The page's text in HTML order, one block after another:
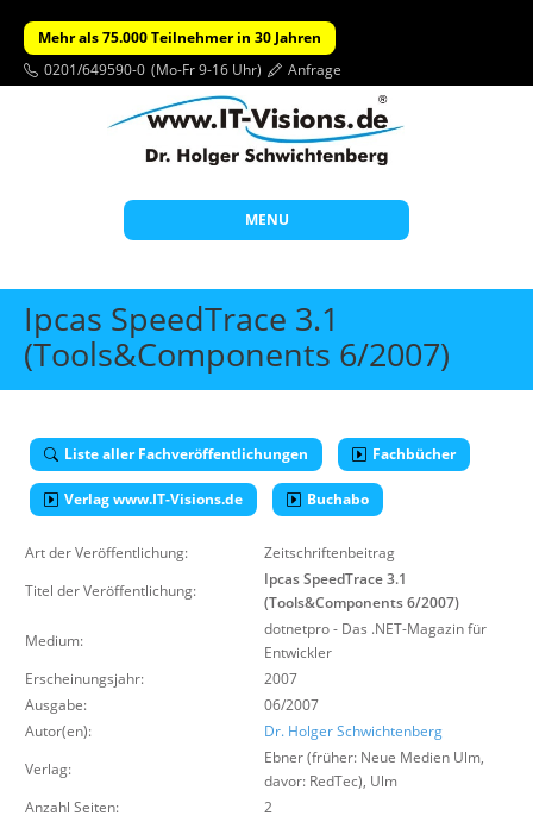
Mehr als 75.000 Teilnehmer in 30 Jahren
0201/649590-0 (Mo-Fr 9-16 Uhr) Anfrage
MENU
Start
Themen
Beratung
Offene Seminare
Wissen
Über uns
Suche
Ipcas SpeedTrace 3.1
(Tools&Components 6/2007)
Liste aller Fachveröffentlichungen Fachbücher
Verlag www.IT-Visions.de Buchabo
Art der Veröffentlichung:
Zeitschriftenbeitrag
Titel der Veröffentlichung:
Ipcas SpeedTrace 3.1
(Tools&Components 6/2007)
Medium:
dotnetpro - Das .NET-Magazin für
Entwickler
Erscheinungsjahr:
2007
Ausgabe:
06/2007
Autor(en):
Dr. Holger Schwichtenberg
Verlag:
Ebner (früher: Neue Medien Ulm,
davor: RedTec), Ulm
Anzahl Seiten:
2